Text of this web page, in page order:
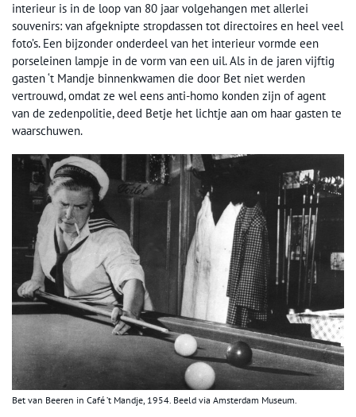
interieur is in de loop van 80 jaar volgehangen met allerlei
souvenirs: van afgeknipte stropdassen tot directoires en heel veel
foto’s. Een bijzonder onderdeel van het interieur vormde een
porseleinen lampje in de vorm van een uil. Als in de jaren vijftig
gasten ‘t Mandje binnenkwamen die door Bet niet werden
vertrouwd, omdat ze wel eens anti-homo konden zijn of agent
van de zedenpolitie, deed Betje het lichtje aan om haar gasten te
waarschuwen.
Bet van Beeren in Café ’t Mandje, 1954. Beeld via Amsterdam Museum.